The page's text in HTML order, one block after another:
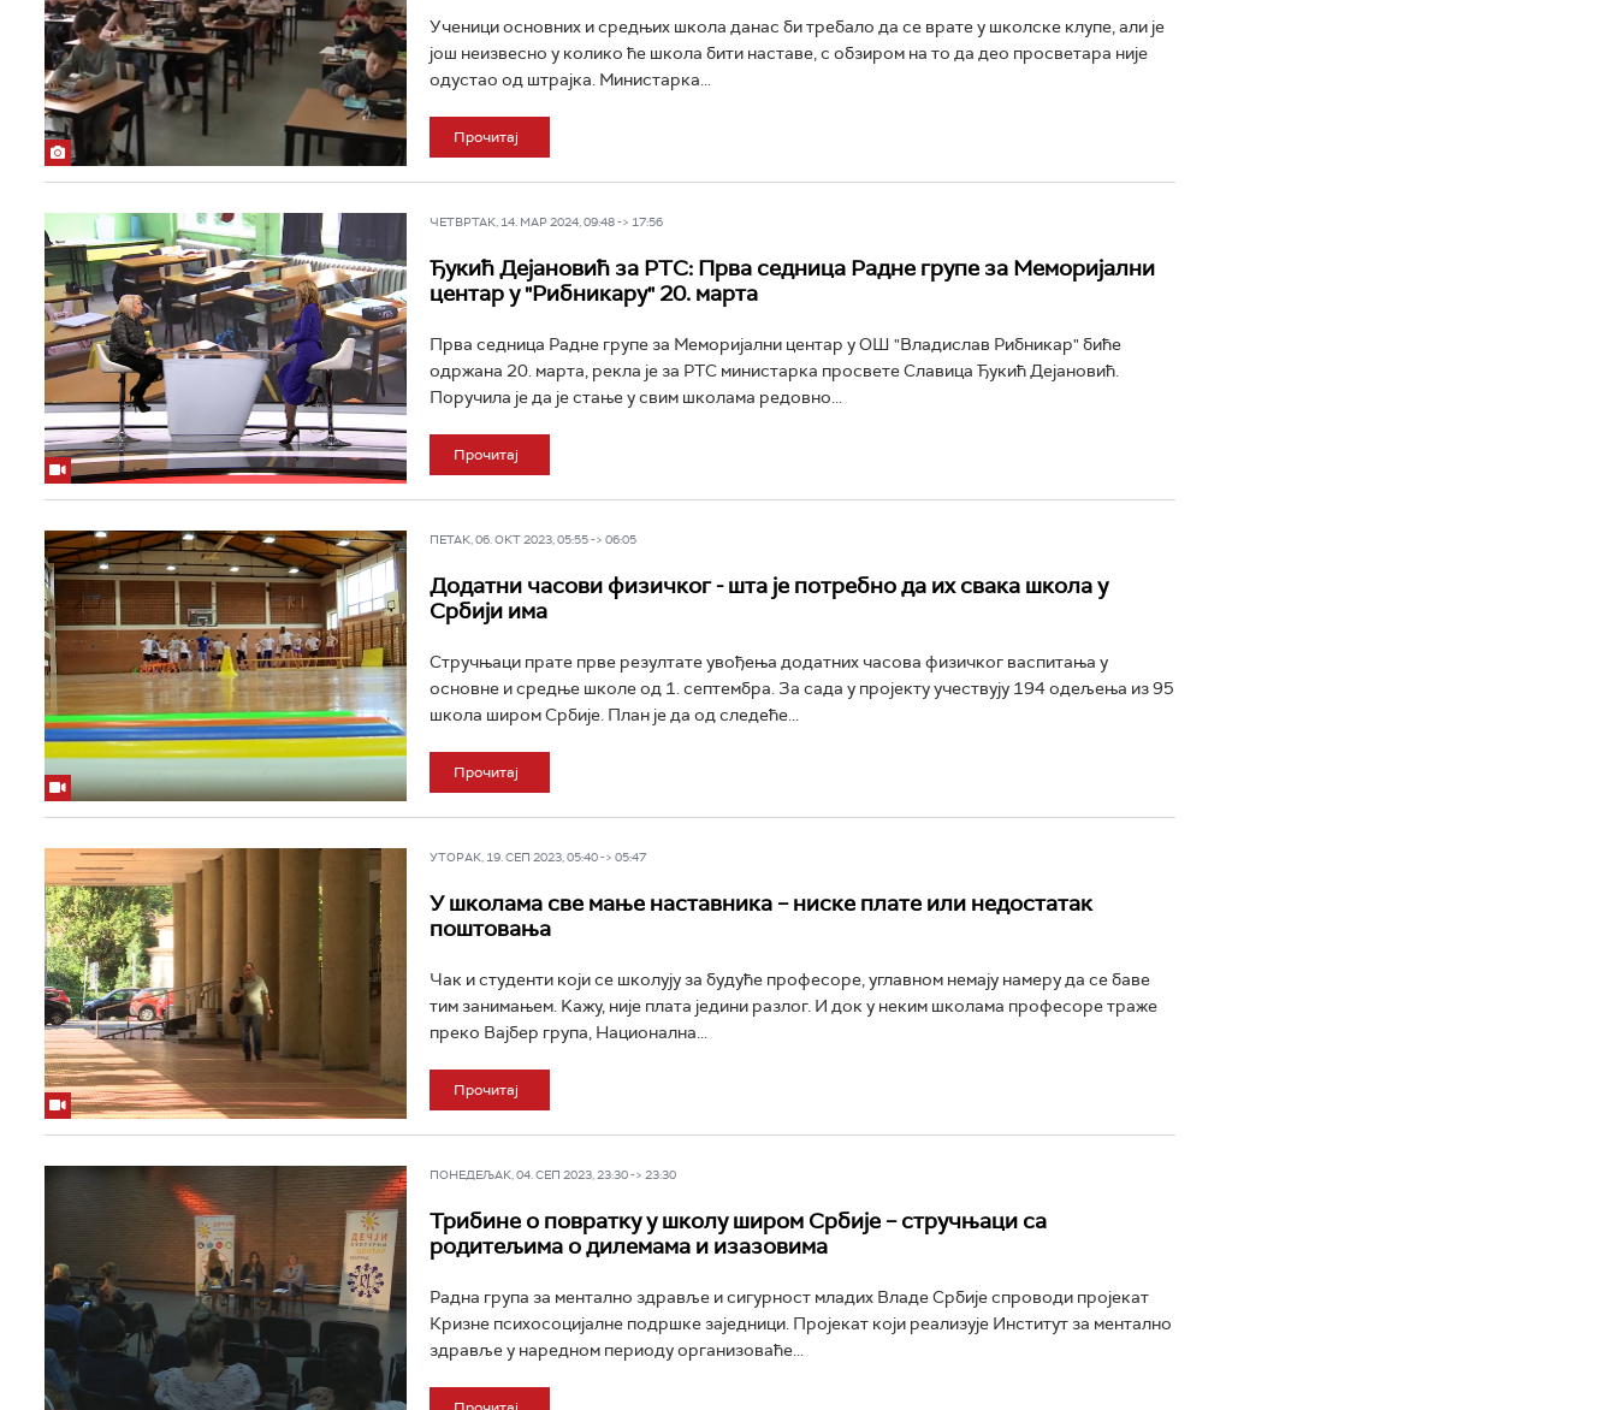
Ученици основних и средњих школа данас би требало да се врате у школске клупе, али је
још неизвесно у колико ће школа бити наставе, с обзиром на то да део просветара није
одустао од штрајка. Министарка...
Прочитај
ЧЕТВРТАК, 14. МАР 2024, 09:48 -> 17:56
Ђукић Дејановић за РТС: Прва седница Радне групе за Меморијални
центар у "Рибникару" 20. марта
Прва седница Радне групе за Меморијални центар у ОШ "Владислав Рибникар" биће
одржана 20. марта, рекла је за РТС министарка просвете Славица Ђукић Дејановић.
Поручила је да је стање у свим школама редовно...
Прочитај
ПЕТАК, 06. ОКТ 2023, 05:55 -> 06:05
Додатни часови физичког - шта је потребно да их свака школа у
Србији има
Стручњаци прате прве резултате увођења додатних часова физичког васпитања у
основне и средње школе од 1. септембра. За сада у пројекту учествују 194 одељења из 95
школа широм Србије. План је да од следеће...
Прочитај
УТОРАК, 19. СЕП 2023, 05:40 -> 05:47
У школама све мање наставника – ниске плате или недостатак
поштовања
Чак и студенти који се школују за будуће професоре, углавном немају намеру да се баве
тим занимањем. Kажу, није плата једини разлог. И док у неким школама професоре траже
преко Вајбер група, Национална...
Прочитај
ПОНЕДЕЉАК, 04. СЕП 2023, 23:30 -> 23:30
Трибине о повратку у школу широм Србије – стручњаци са
родитељима о дилемама и изазовима
Радна група за ментално здравље и сигурност младих Владе Србије спроводи пројекат
Кризне психосоцијалне подршке заједници. Пројекат који реализује Институт за ментално
здравље у наредном периоду организоваће...